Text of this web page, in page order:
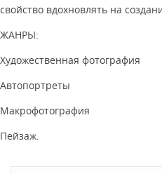
свойство вдохновлять на
ЖАНРЫ:
Художественная фотография
Автопортреты
Макрофотография
Пейзаж.